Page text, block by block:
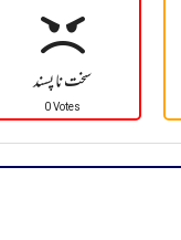
سخت نا پسند
0 Votes